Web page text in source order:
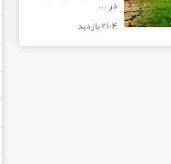
در ...
۲۱۰۴ بازدید